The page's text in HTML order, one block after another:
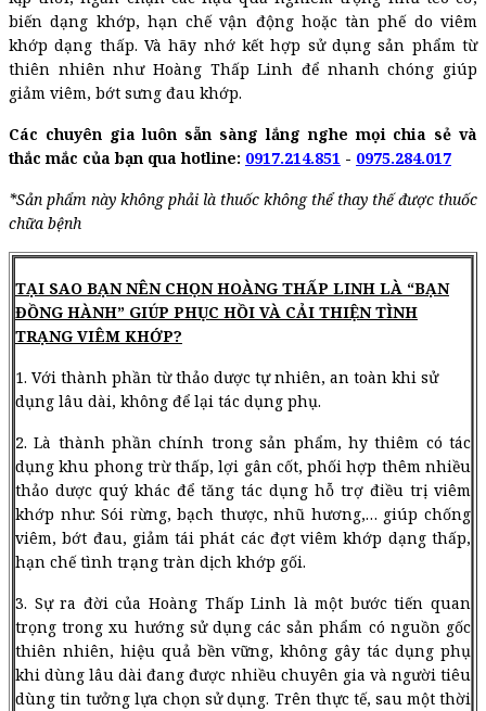
biến dạng khớp, hạn chế vận động hoặc tàn phế do viêm
khớp dạng thấp. Và hãy nhớ kết hợp sử dụng sản phẩm từ
thiên nhiên như Hoàng Thấp Linh để nhanh chóng giúp
giảm viêm, bớt sưng đau khớp.
Các chuyên gia luôn sẵn sàng lắng nghe mọi chia sẻ và
thắc mắc của bạn qua hotline: 0917.214.851 - 0975.284.017
*Sản phẩm này không phải là thuốc không thể thay thế được thuốc
chữa bệnh
TẠI SAO BẠN NÊN CHỌN HOÀNG THẤP LINH LÀ “BẠN
ĐỒNG HÀNH” GIÚP PHỤC HỒI VÀ CẢI THIỆN TÌNH
TRẠNG VIÊM KHỚP?
1. Với thành phần từ thảo dược tự nhiên, an toàn khi sử
dụng lâu dài, không để lại tác dụng phụ.
2. Là thành phần chính trong sản phẩm, hy thiêm có tác
dụng khu phong trừ thấp, lợi gân cốt, phối hợp thêm nhiều
thảo dược quý khác để tăng tác dụng hỗ trợ điều trị viêm
khớp như: Sói rừng, bạch thược, nhũ hương,… giúp chống
viêm, bớt đau, giảm tái phát các đợt viêm khớp dạng thấp,
hạn chế tình trạng tràn dịch khớp gối.
3. Sự ra đời của Hoàng Thấp Linh là một bước tiến quan
trọng trong xu hướng sử dụng các sản phẩm có nguồn gốc
thiên nhiên, hiệu quả bền vững, không gây tác dụng phụ
khi dùng lâu dài đang được nhiều chuyên gia và người tiêu
dùng tin tưởng lựa chọn sử dụng. Trên thực tế, sau một thời